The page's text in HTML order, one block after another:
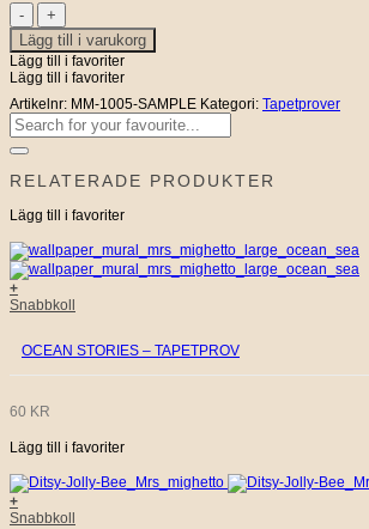
Mermaid
Dream
-
Tapetprov
mängd
Lägg till i varukorg
Lägg till i favoriter
Lägg till i favoriter
Artikelnr: MM-1005-SAMPLE Kategori: Tapetprover
Sök
efter:
RELATERADE PRODUKTER
Lägg till i favoriter
+
Snabbkoll
OCEAN STORIES – TAPETPROV
60 KR
Lägg till i favoriter
+
Snabbkoll